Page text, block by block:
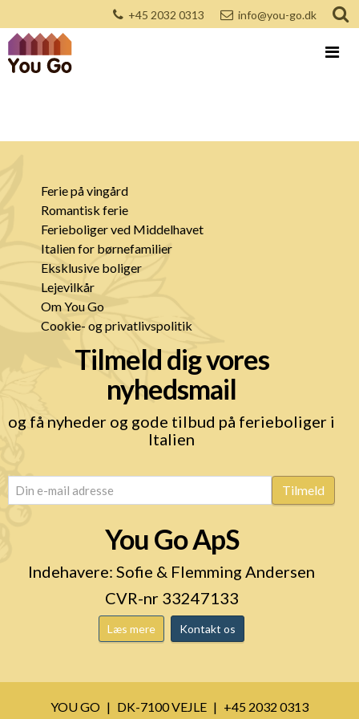
+45 2032 0313 info@you-go.dk
Ferie på vingård
Romantisk ferie
Ferieboliger ved Middelhavet
Italien for børnefamilier
Eksklusive boliger
Lejevilkår
Om You Go
Cookie- og privatlivspolitik
Tilmeld dig vores
nyhedsmail
og få nyheder og gode tilbud på ferieboliger i
Italien
email (Påkrævet) Tilmeld
You Go ApS
Indehavere: Sofie & Flemming Andersen
CVR-nr 33247133
Læs mere Kontakt os
YOU GO DK-7100 VEJLE
+45 2032 0313